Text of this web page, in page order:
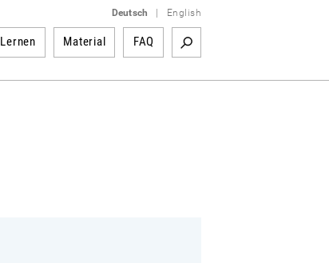
Deutsch English
Lernen Material FAQ